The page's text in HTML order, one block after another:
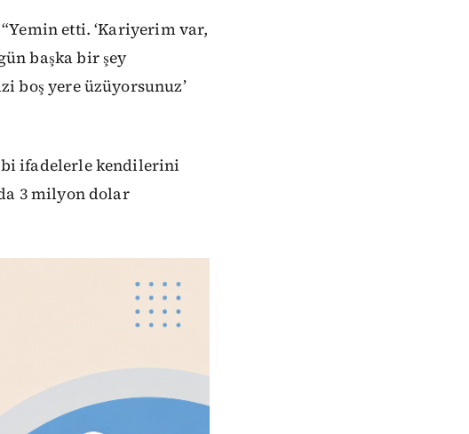
etti. ‘Kariyerim var,
başka bir şey
boş yere üzüyorsunuz’
ifadelerle kendilerini
3 milyon dolar